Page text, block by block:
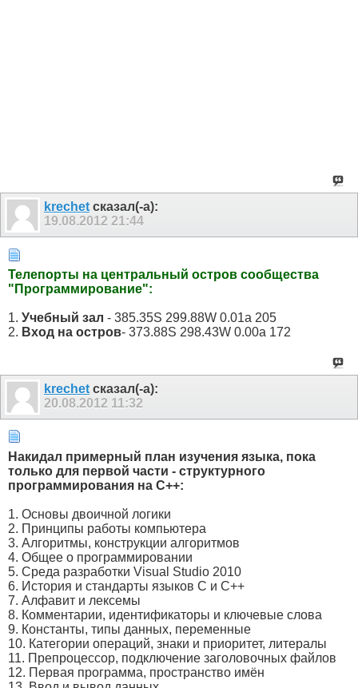
krechet сказал(-а):
19.08.2012 21:44
Телепорты на центральный остров сообщества
"Программирование":
1. Учебный зал - 385.35S 299.88W 0.01a 205
2. Вход на остров- 373.88S 298.43W 0.00a 172
krechet сказал(-а):
20.08.2012 11:32
Накидал примерный план изучения языка, пока
только для первой части - структурного
программирования на С++:
1. Основы двоичной логики
2. Принципы работы компьютера
3. Алгоритмы, конструкции алгоритмов
4. Общее о программировании
5. Среда разработки Visual Studio 2010
6. История и стандарты языков С и С++
7. Алфавит и лексемы
8. Комментарии, идентификаторы и ключевые слова
9. Константы, типы данных, переменные
10. Категории операций, знаки и приоритет, литералы
11. Препроцессор, подключение заголовочных файлов
12. Первая программа, пространство имён